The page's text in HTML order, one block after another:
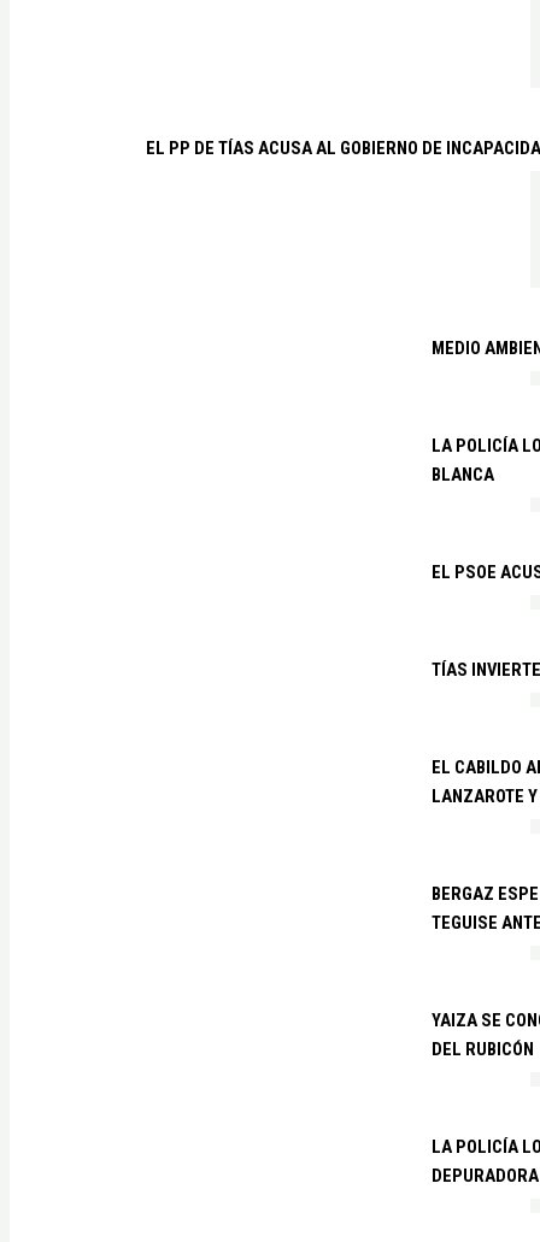
EL PP DE TÍAS ACUSA AL GOBIERNO DE
MEDIO
LA POLICÍA
BLANCA
EL PSOE
TÍAS
EL CABILDO
LANZAROTE
BERGAZ
TEGUISE
YAIZA SE
DEL RUBICÓN
LA POLICÍA